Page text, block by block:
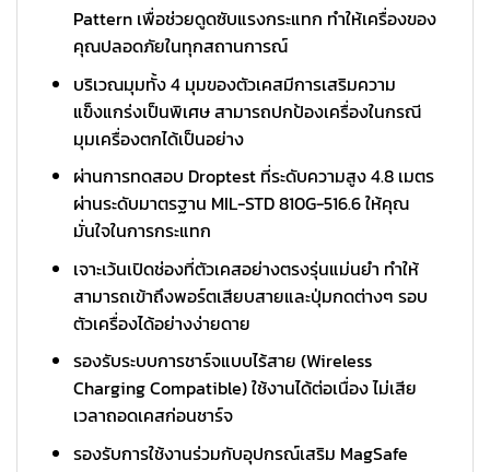
Pattern เพื่อช่วยดูดซับแรงกระแทก ทำให้เครื่องของ
คุณปลอดภัยในทุกสถานการณ์
บริเวณมุมทั้ง 4 มุมของตัวเคสมีการเสริมความ
แข็งแกร่งเป็นพิเศษ สามารถปกป้องเครื่องในกรณี
มุมเครื่องตกได้เป็นอย่าง
ผ่านการทดสอบ Droptest ที่ระดับความสูง 4.8 เมตร
ผ่านระดับมาตรฐาน MIL-STD 810G-516.6 ให้คุณ
มั่นใจในการกระแทก
เจาะเว้นเปิดช่องที่ตัวเคสอย่างตรงรุ่นแม่นยำ ทำให้
สามารถเข้าถึงพอร์ตเสียบสายและปุ่มกดต่างๆ รอบ
ตัวเครื่องได้อย่างง่ายดาย
รองรับระบบการชาร์จแบบไร้สาย (Wireless
Charging Compatible) ใช้งานได้ต่อเนื่อง ไม่เสีย
เวลาถอดเคสก่อนชาร์จ
รองรับการใช้งานร่วมกับอุปกรณ์เสริม MagSafe